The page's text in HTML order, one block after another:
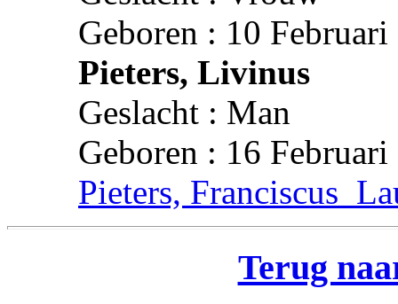
Geboren : 10
Pieters, Livinus
Geslacht : Man
Geboren : 16
Pieters,
Terug